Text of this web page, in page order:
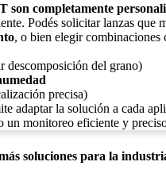
son completamente
Podés solicitar lanzas que
, o bien elegir combinaciones
descomposición del grano)
precisa)
adaptar la solución a cada
un monitoreo eficiente y
soluciones para la